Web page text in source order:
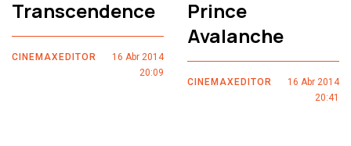
Transcendence
CINEMAXEDITOR
16 Abr 2014
20:09
Prince
Avalanche
CINEMAXEDITOR
16 Abr 2014
20:41